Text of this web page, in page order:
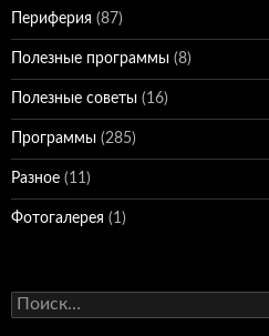
Периферия (87)
Полезные программы (8)
Полезные советы (16)
Программы (285)
Разное (11)
Фотогалерея (1)
Найти: